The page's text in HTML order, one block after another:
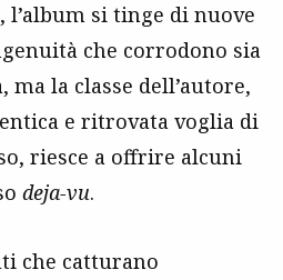
l’album si tinge di nuove
che corrodono sia
ma la classe dell’autore,
e ritrovata voglia di
riesce a offrire alcuni
deja-vu.
che catturano